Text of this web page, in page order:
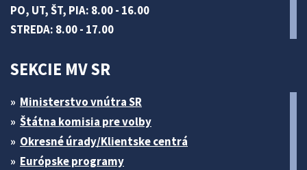
PO, UT, ŠT, PIA: 8.00 - 16.00
STREDA: 8.00 - 17.00
SEKCIE MV SR
Ministerstvo vnútra SR
Štátna komisia pre volby
Okresné úrady/Klientske centrá
Európske programy